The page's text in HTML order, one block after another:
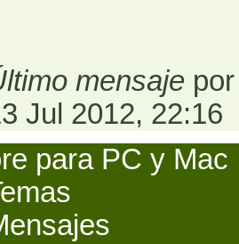
mensaje
Jul 2012, 22:16
para PC y Mac